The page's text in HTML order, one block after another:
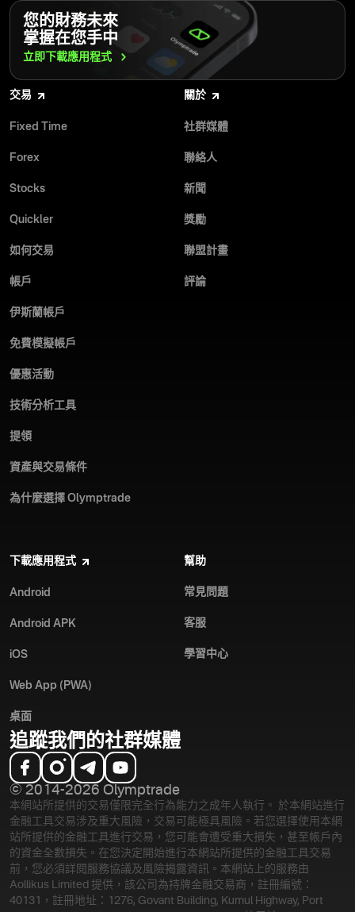
您的財務未來
掌握在您手中
立即下載應用程式
交易
Fixed Time
Forex
Stocks
Quickler
如何交易
帳戶
伊斯蘭帳戶
免費模擬帳戶
優惠活動
技術分析工具
提領
資產與交易條件
為什麼選擇 Olymptrade
關於
社群媒體
聯絡人
新聞
獎勵
聯盟計畫
評論
下載應用程式
Android
Android APK
iOS
Web App (PWA)
桌面
幫助
常見問題
客服
學習中心
追蹤我們的社群媒體
© 2014-2026 Olymptrade
本網站所提供的交易僅限完全行為能力之成年人執行。 於本網站進行
金融工具交易涉及重大風險，交易可能極具風險。若您選擇使用本網
站所提供的金融工具進行交易，您可能會遭受重大損失，甚至帳戶內
的資金全數損失。在您決定開始進行本網站所提供的金融工具交易
前，您必須詳閱服務協議及風險揭露資訊。 本網站上的服務由
Aollikus Limited 提供，該公司為持牌金融交易商，註冊編號：
40131，註冊地址：1276, Govant Building, Kumul Highway, Port